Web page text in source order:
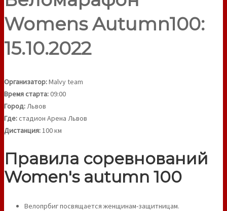
Womens Autumn100:
15.10.2022
Организатор:Malvy team
Время старта:09:00
Город:Львов
Где:стадион Арена Львов
Дистанция:100 км
Правила соревнований
Women's autumn 100
Велопрбиг посвящается женщинам-защитницам.